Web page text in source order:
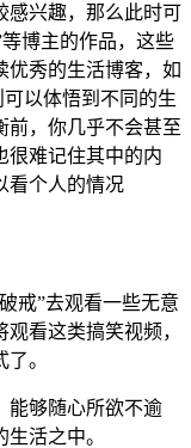
感兴趣，那么此时可
等博主的作品，这些
优秀的生活博客，如
可以体悟到不同的生
前，你几乎不会甚至
很难记住其中的内
看个人的情况
戒”去观看一些无意
看这类搞笑视频，
。
能够随心所欲不逾
活之中。